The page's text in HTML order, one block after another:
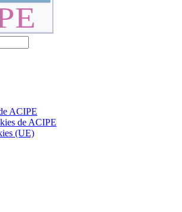
ACIPE
de ACIPE
(UE)